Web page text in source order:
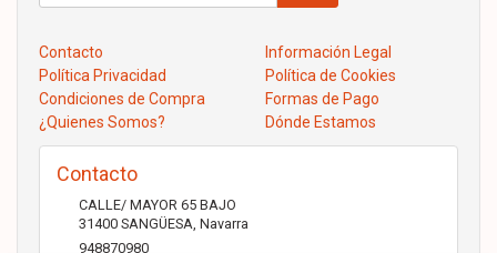
Contacto
Información Legal
Política Privacidad
Política de Cookies
Condiciones de Compra
Formas de Pago
¿Quienes Somos?
Dónde Estamos
Contacto
CALLE/ MAYOR 65 BAJO
31400 SANGÜESA Navarra
948870980